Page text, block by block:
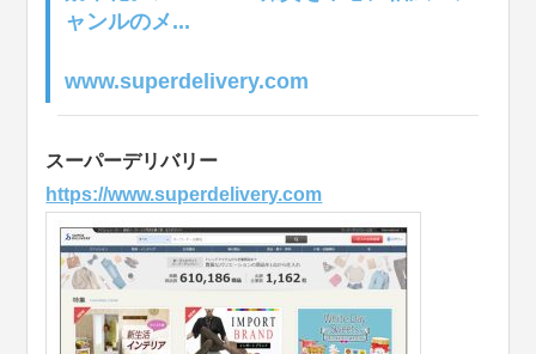
ャンルのメ...
www.superdelivery.com
スーパーデリバリー
https://www.superdelivery.com